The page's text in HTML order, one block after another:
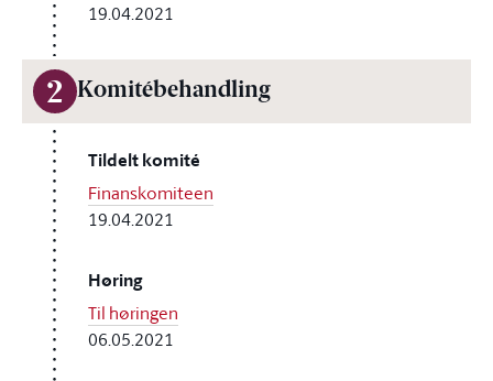
19.04.2021
2 Komitébehandling
Tildelt komité
Finanskomiteen
19.04.2021
Høring
Til høringen
06.05.2021